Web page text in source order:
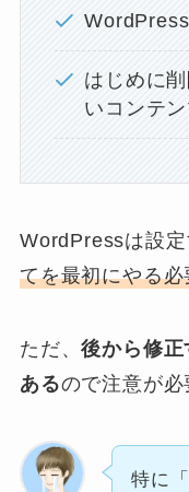
はじめに
いコンテ
WordPressは設
てを最初にやる
ただ、後から修正
あるので注意が必
特に